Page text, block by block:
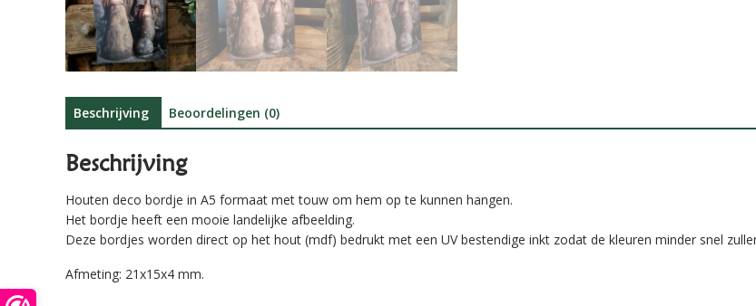
Beschrijving Beoordelingen (0)
Beschrijving
Houten deco bordje in A5 formaat met touw om hem op te kunnen hangen.
Het bordje heeft een mooie landelijke afbeelding.
Deze bordjes worden direct op het hout (mdf) bedrukt met een UV bestendige inkt zodat de kleuren minder snel
Afmeting: 21x15x4 mm.